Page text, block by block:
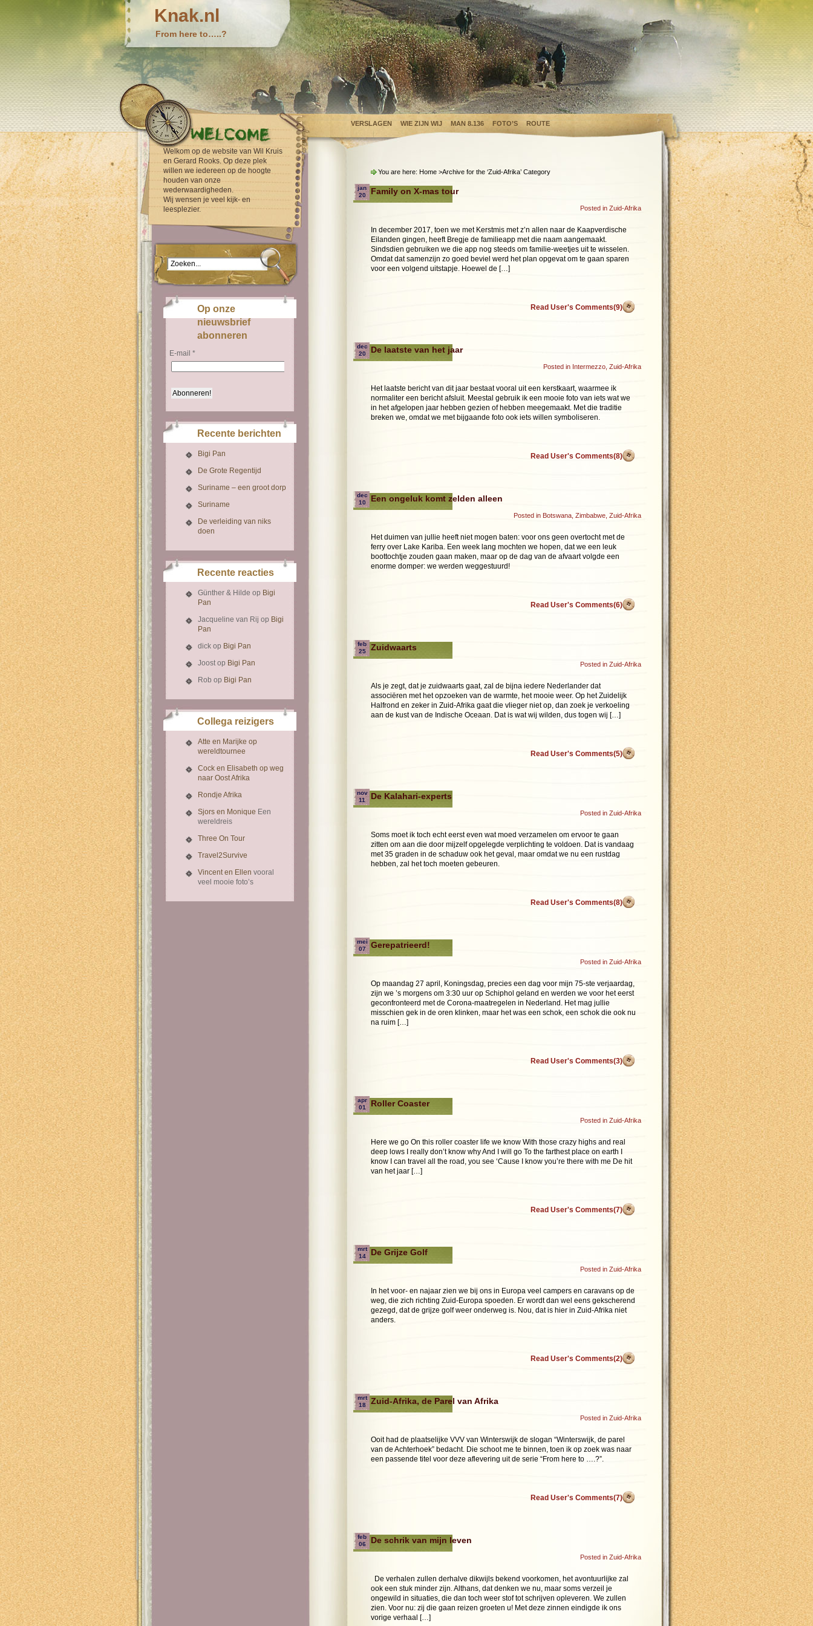
Knak.nl
From here to…..?
VERSLAGEN WIE ZIJN WIJ MAN 8.136 FOTO’S ROUTE
Welkom op de website van Wil Kruis
en Gerard Rooks. Op deze plek
willen we iedereen op de hoogte
houden van onze
wederwaardigheden.
Wij wensen je veel kijk- en
leesplezier.
Op onze
nieuwsbrief
abonneren
E-mail *
Recente berichten
Bigi Pan
De Grote Regentijd
Suriname – een groot dorp
Suriname
De verleiding van niks
doen
Recente reacties
Günther & Hilde op Bigi
Pan
Jacqueline van Rij op Bigi
Pan
dick op Bigi Pan
Joostop Bigi Pan
Rob op Bigi Pan
Collega reizigers
Atte en Marijke op
wereldtournee
Cock en Elisabeth op weg
naar Oost Afrika
Rondje Afrika
Sjors en Monique Een
wereldreis
Three On Tour
Travel2Survive
Vincent en Ellen vooral
veel mooie foto’s
You are here: Home >Archive for the ‘Zuid-Afrika’ Category
Family on X-mas tour
Posted in Zuid-Afrika
jan
20
In december 2017, toen we met Kerstmis met z’n allen naar de Kaapverdische
Eilanden gingen, heeft Bregje de familieapp met die naam aangemaakt.
Sindsdien gebruiken we die app nog steeds om familie-weetjes uit te wisselen.
Omdat dat samenzijn zo goed beviel werd het plan opgevat om te gaan sparen
voor een volgend uitstapje. Hoewel de […]
Read User's Comments(9)
De laatste van het jaar
Posted in Intermezzo Zuid-Afrika
dec
20
Het laatste bericht van dit jaar bestaat vooral uit een kerstkaart, waarmee ik
normaliter een bericht afsluit. Meestal gebruik ik een mooie foto van iets wat we
in het afgelopen jaar hebben gezien of hebben meegemaakt. Met die traditie
breken we, omdat we met bijgaande foto ook iets willen symboliseren.
Read User's Comments(8)
Een ongeluk komt zelden alleen
Posted in Botswana Zimbabwe Zuid-Afrika
dec
10
Het duimen van jullie heeft niet mogen baten: voor ons geen overtocht met de
ferry over Lake Kariba. Een week lang mochten we hopen, dat we een leuk
boottochtje zouden gaan maken, maar op de dag van de afvaart volgde een
enorme domper: we werden weggestuurd!
Read User's Comments(6)
Zuidwaarts
Posted in Zuid-Afrika
feb
25
Als je zegt, dat je zuidwaarts gaat, zal de bijna iedere Nederlander dat
associëren met het opzoeken van de warmte, het mooie weer. Op het Zuidelijk
Halfrond en zeker in Zuid-Afrika gaat die vlieger niet op, dan zoek je verkoeling
aan de kust van de Indische Oceaan. Dat is wat wij wilden, dus togen wij […]
Read User's Comments(5)
De Kalahari-experts
Posted in Zuid-Afrika
nov
11
Soms moet ik toch echt eerst even wat moed verzamelen om ervoor te gaan
zitten om aan die door mijzelf opgelegde verplichting te voldoen. Dat is vandaag
met 35 graden in de schaduw ook het geval, maar omdat we nu een rustdag
hebben, zal het toch moeten gebeuren.
Read User's Comments(8)
Gerepatrieerd!
Posted in Zuid-Afrika
mei
07
Op maandag 27 april, Koningsdag, precies een dag voor mijn 75-ste verjaardag,
zijn we ’s morgens om 3:30 uur op Schiphol geland en werden we voor het eerst
geconfronteerd met de Corona-maatregelen in Nederland. Het mag jullie
misschien gek in de oren klinken, maar het was een schok, een schok die ook nu
na ruim […]
Read User's Comments(3)
Roller Coaster
Posted in Zuid-Afrika
apr
01
Here we go On this roller coaster life we know With those crazy highs and real
deep lows I really don’t know why And I will go To the farthest place on earth I
know I can travel all the road, you see ‘Cause I know you’re there with me De hit
van het jaar […]
Read User's Comments(7)
De Grijze Golf
Posted in Zuid-Afrika
mrt
14
In het voor- en najaar zien we bij ons in Europa veel campers en caravans op de
weg, die zich richting Zuid-Europa spoeden. Er wordt dan wel eens gekscherend
gezegd, dat de grijze golf weer onderweg is. Nou, dat is hier in Zuid-Afrika niet
anders.
Read User's Comments(2)
Zuid-Afrika, de Parel van Afrika
Posted in Zuid-Afrika
mrt
18
Ooit had de plaatselijke VVV van Winterswijk de slogan “Winterswijk, de parel
van de Achterhoek” bedacht. Die schoot me te binnen, toen ik op zoek was naar
een passende titel voor deze aflevering uit de serie “From here to ….?”.
Read User's Comments(7)
De schrik van mijn leven
Posted in Zuid-Afrika
feb
06
De verhalen zullen derhalve dikwijls bekend voorkomen, het avontuurlijke zal
ook een stuk minder zijn. Althans, dat denken we nu, maar soms verzeil je
ongewild in situaties, die dan toch weer stof tot schrijven opleveren. We zullen
zien. Voor nu: zij die gaan reizen groeten u! Met deze zinnen eindigde ik ons
vorige verhaal […]